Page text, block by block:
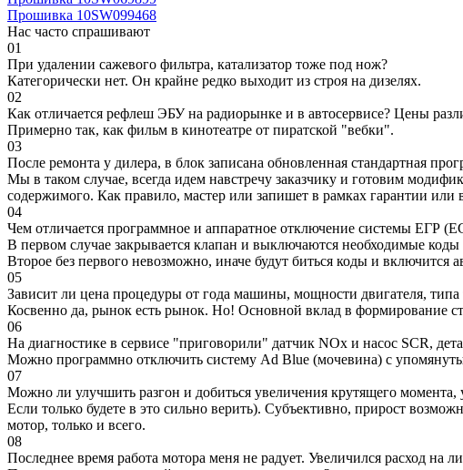
Прошивка 10SW099468
Нас часто спрашивают
01
При удалении сажевого фильтра, катализатор тоже под нож?
Категорически нет. Он крайне редко выходит из строя на дизелях.
02
Как отличается рефлеш ЭБУ на радиорынке и в автосервисе? Цены
Примерно так, как фильм в кинотеатре от пиратской "вебки".
03
После ремонта у дилера, в блок записана обновленная стандартная
Мы в таком случае, всегда идем навстречу заказчику и готовим
содержимого. Как правило, мастер или запишет в рамках гарантии или
04
Чем отличается программное и аппаратное отключение системы ЕГР
В первом случае закрывается клапан и выключаются необходимые
Второе без первого невозможно, иначе будут биться коды и
05
Зависит ли цена процедуры от года машины, мощности двигателя, типа
Косвенно да, рынок есть рынок. Но! Основной вклад в формирование
06
На диагностике в сервисе "приговорили" датчик NOx и насос SCR,
Можно программно отключить систему Ad Blue (мочевина) с
07
Можно ли улучшить разгон и добиться увеличения крутящего момента,
Если только будете в это сильно верить). Субъективно, прирост
мотор, только и всего.
08
Последнее время работа мотора меня не радует. Увеличился расход на